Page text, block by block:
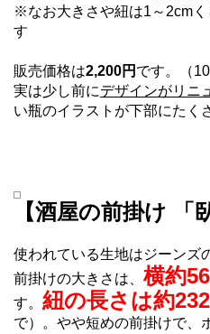
※なお大きさや紐は1～2cm
す
販売価格は2,200円 です。（10
実は少し前にデザインがリニ
い瓶のイラストが下部にたく
【酒屋の前掛け 「
使われている生地はジーンズ
前掛けの大きさは、 横約
す。 紐の長さは約
で）。やや短めの前掛けで、